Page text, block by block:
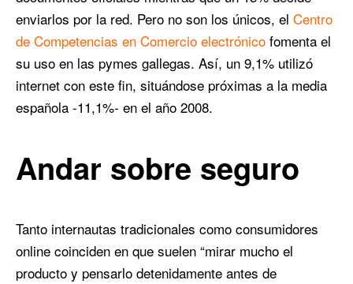
enviarlos por la red. Pero no son los únicos, el Centro
de Competencias en Comercio electrónico fomenta el
su uso en las pymes gallegas. Así, un 9,1% utilizó
internet con este fin, situándose próximas a la media
española -11,1%­­- en el año 2008.
Andar sobre seguro
Tanto internautas tradicionales como consumidores
online coinciden en que suelen “mirar mucho el
producto y pensarlo detenidamente antes de